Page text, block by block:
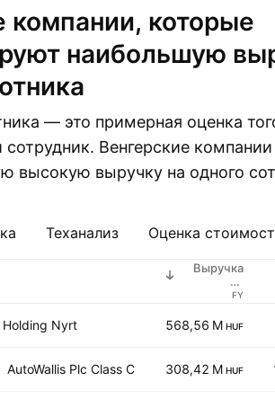
наибольшую
— это примерная оценка
Венгерские
высокую выручку на одного
Теханализ Оценка
Выручка
на
работника
FY
Holding Nyrt 568,56 M HUF
AutoWallis Plc Class C 308,42 M HUF